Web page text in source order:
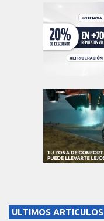
ULTIMOS ARTICULOS